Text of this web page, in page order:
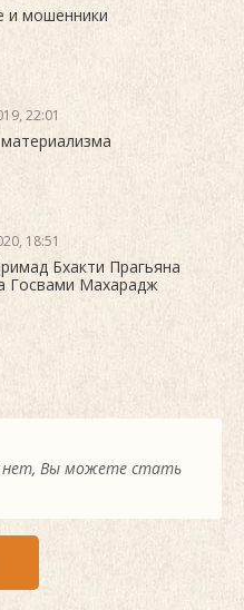
и мошенники
22:01
18:51
Бхакти Прагьяна
Госвами Махарадж
нет, Вы можете стать